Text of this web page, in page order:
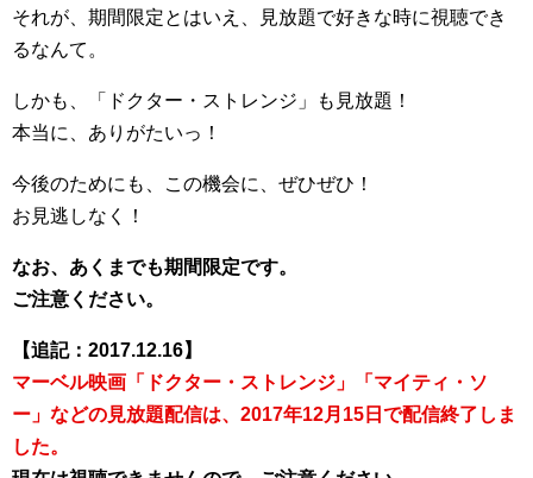
それが、期間限定とはいえ、見放題で好きな時に視聴でき
るなんて。
しかも、「ドクター・ストレンジ」も見放題！
本当に、ありがたいっ！
今後のためにも、この機会に、ぜひぜひ！
お見逃しなく！
なお、あくまでも期間限定です。
ご注意ください。
【追記：2017.12.16】
マーベル映画「ドクター・ストレンジ」「マイティ・ソ
ー」などの見放題配信は、2017年12月15日で配信終了しま
した。